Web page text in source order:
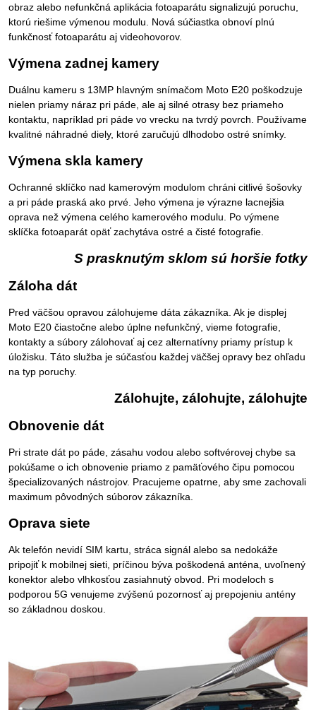
obraz alebo nefunkčná aplikácia fotoaparátu signalizujú poruchu,
ktorú riešime výmenou modulu. Nová súčiastka obnoví plnú
funkčnosť fotoaparátu aj videohovorov.
Výmena zadnej kamery
Duálnu kameru s 13MP hlavným snímačom Moto E20 poškodzuje
nielen priamy náraz pri páde, ale aj silné otrasy bez priameho
kontaktu, napríklad pri páde vo vrecku na tvrdý povrch. Používame
kvalitné náhradné diely, ktoré zaručujú dlhodobo ostré snímky.
Výmena skla kamery
Ochranné sklíčko nad kamerovým modulom chráni citlivé šošovky
a pri páde praská ako prvé. Jeho výmena je výrazne lacnejšia
oprava než výmena celého kamerového modulu. Po výmene
sklíčka fotoaparát opäť zachytáva ostré a čisté fotografie.
S prasknutým sklom sú horšie fotky
Záloha dát
Pred väčšou opravou zálohujeme dáta zákazníka. Ak je displej
Moto E20 čiastočne alebo úplne nefunkčný, vieme fotografie,
kontakty a súbory zálohovať aj cez alternatívny priamy prístup k
úložisku. Táto služba je súčasťou každej väčšej opravy bez ohľadu
na typ poruchy.
Zálohujte, zálohujte, zálohujte
Obnovenie dát
Pri strate dát po páde, zásahu vodou alebo softvérovej chybe sa
pokúšame o ich obnovenie priamo z pamäťového čipu pomocou
špecializovaných nástrojov. Pracujeme opatrne, aby sme zachovali
maximum pôvodných súborov zákazníka.
Oprava siete
Ak telefón nevidí SIM kartu, stráca signál alebo sa nedokáže
pripojiť k mobilnej sieti, príčinou býva poškodená anténa, uvoľnený
konektor alebo vlhkosťou zasiahnutý obvod. Pri modeloch s
podporou 5G venujeme zvýšenú pozornosť aj prepojeniu antény
so základnou doskou.